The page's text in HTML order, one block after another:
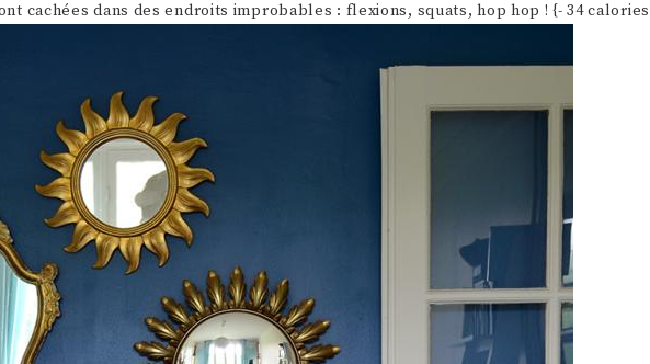
cachées dans des endroits improbables : flexions, squats, hop hop ! {- 34